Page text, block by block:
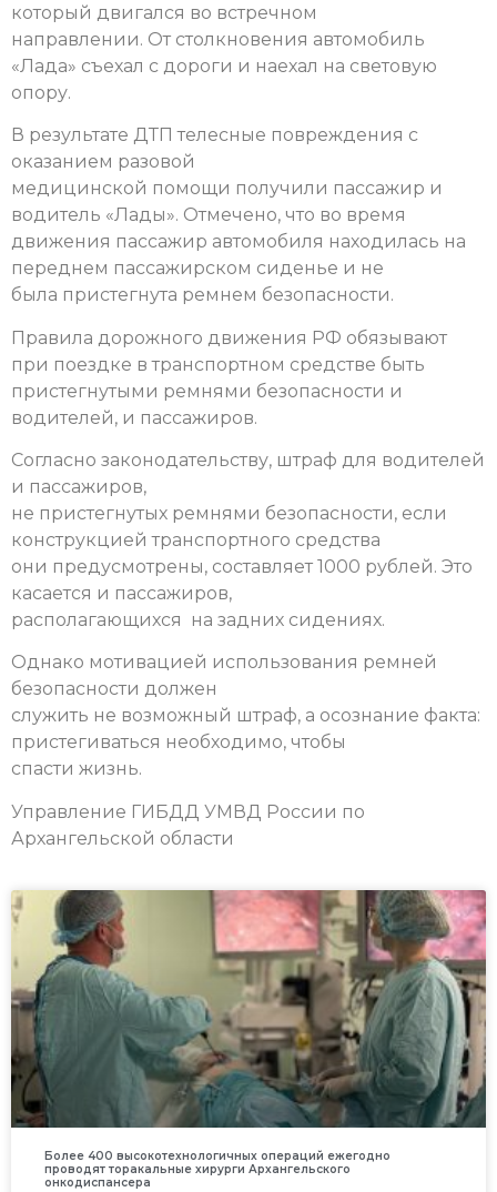
который двигался во встречном
направлении. От столкновения автомобиль
«Лада» съехал с дороги и наехал на световую
опору.
В результате ДТП телесные повреждения с
оказанием разовой
медицинской помощи получили пассажир и
водитель «Лады». Отмечено, что во время
движения пассажир автомобиля находилась на
переднем пассажирском сиденье и не
была пристегнута ремнем безопасности.
Правила дорожного движения РФ обязывают
при поездке в транспортном средстве быть
пристегнутыми ремнями безопасности и
водителей, и пассажиров.
Согласно законодательству, штраф для водителей
и пассажиров,
не пристегнутых ремнями безопасности, если
конструкцией транспортного средства
они предусмотрены, составляет 1000 рублей. Это
касается и пассажиров,
располагающихся на задних сидениях.
Однако мотивацией использования ремней
безопасности должен
служить не возможный штраф, а осознание факта:
пристегиваться необходимо, чтобы
спасти жизнь.
Управление ГИБДД УМВД России по
Архангельской области
Более 400 высокотехнологичных операций ежегодно
проводят торакальные хирурги Архангельского
онкодиспансера